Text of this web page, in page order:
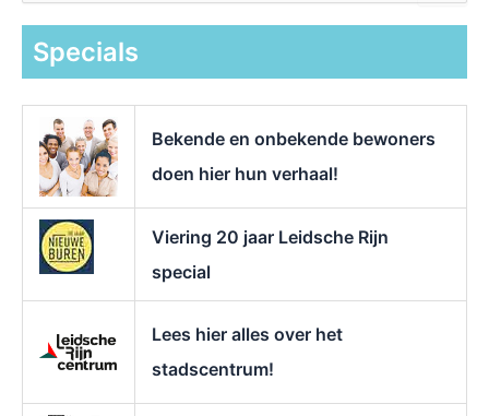
a
Specials
Bekende en onbekende bewoners
doen hier hun verhaal!
Viering 20 jaar Leidsche Rijn
special
Lees hier alles over het
stadscentrum!